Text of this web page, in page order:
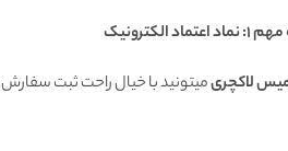
الکترونیک
لاکچریمیتونید با خیال راحت ثبت